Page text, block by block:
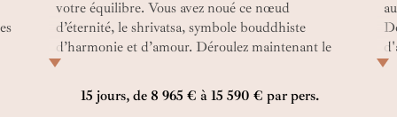
votre équilibre. Vous avez noué ce nœud
d’éternité, le shrivatsa, symbole bouddhiste
d’harmonie et d’amour. Déroulez maintenant le
fil de votre histoire dans un romantique circuit
découverte au Sri Lanka… Aventure céleste en
montgolfière ou océanique sur un catamaran,
15 jours, de 8 965 € à 15 590 € par pers.